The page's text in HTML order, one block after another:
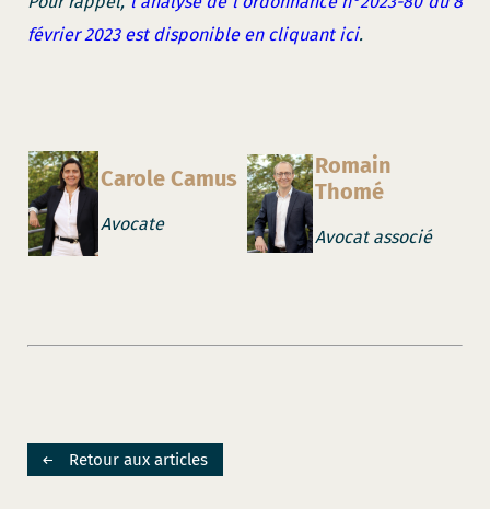
février 2023 est disponible en cliquant ici.
Carole Camus
Avocate
Romain
Thomé
Avocat associé
Retour aux articles